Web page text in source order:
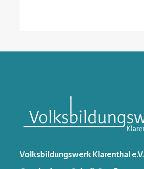
Volksbildungswerk Klarenthal e.V.